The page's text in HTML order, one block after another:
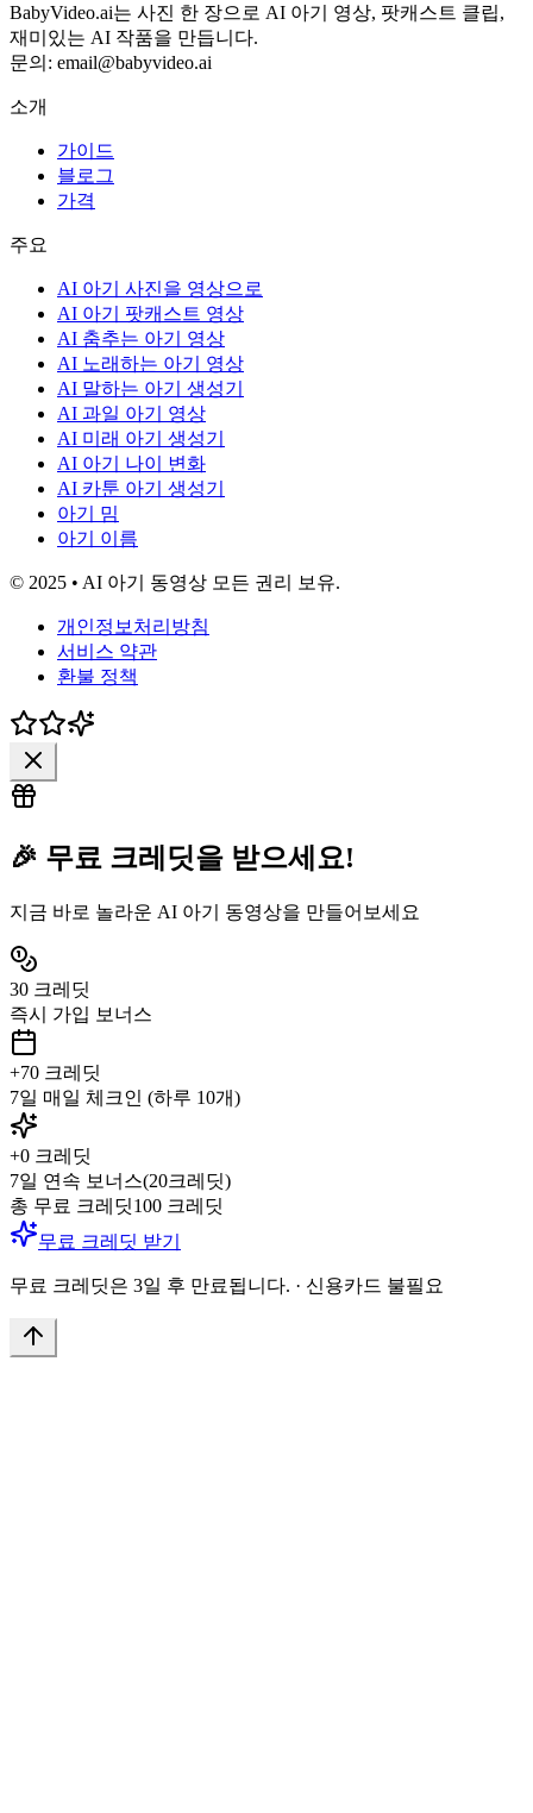
BabyVideo.ai는 사진 한 장으로 AI 아기 영상, 팟캐스트 클립,
재미있는 AI 작품을 만듭니다.
문의: email@babyvideo.ai
소개
가이드
블로그
가격
주요
AI 아기 사진을 영상으로
AI 아기 팟캐스트 영상
AI 춤추는 아기 영상
AI 노래하는 아기 영상
AI 말하는 아기 생성기
AI 과일 아기 영상
AI 미래 아기 생성기
AI 아기 나이 변화
AI 카툰 아기 생성기
아기 밈
아기 이름
© 2025 • AI 아기 동영상 모든 권리 보유.
개인정보처리방침
서비스 약관
환불 정책
🎉 무료 크레딧을 받으세요!
지금 바로 놀라운 AI 아기 동영상을 만들어보세요
30 크레딧
즉시 가입 보너스
+70 크레딧
7일 매일 체크인 (하루 10개)
+0 크레딧
7일 연속 보너스(20크레딧)
총 무료 크레딧100 크레딧
무료 크레딧 받기
무료 크레딧은 3일 후 만료됩니다. · 신용카드 불필요